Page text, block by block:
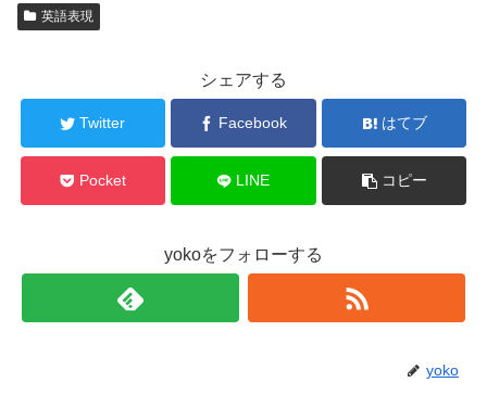
英語表現
シェアする
Twitter Facebook はてブ
Pocket LINE コピー
yokoをフォローする
yoko